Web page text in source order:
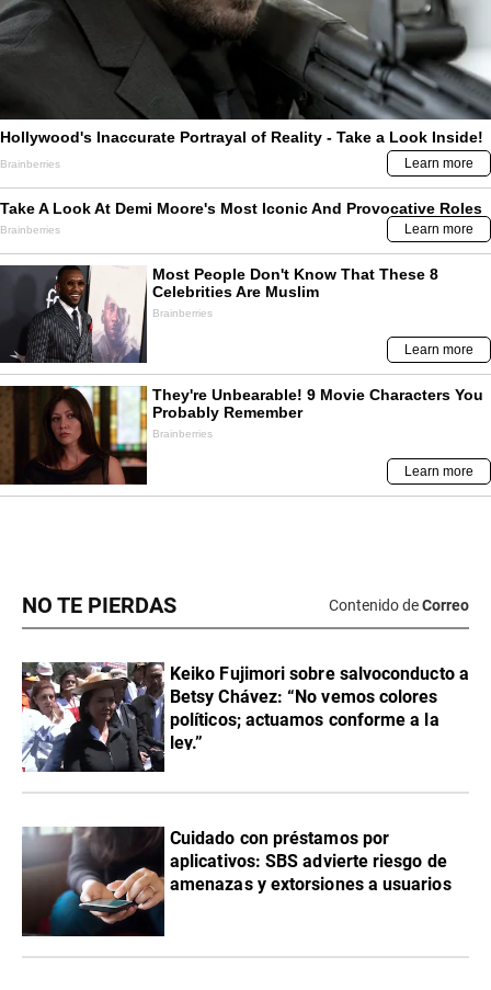
NO TE PIERDAS Contenido deCorreo
Keiko Fujimori sobre salvoconducto a
Betsy Chávez: “No vemos colores
políticos; actuamos conforme a la
ley.”
Cuidado con préstamos por
aplicativos: SBS advierte riesgo de
amenazas y extorsiones a usuarios